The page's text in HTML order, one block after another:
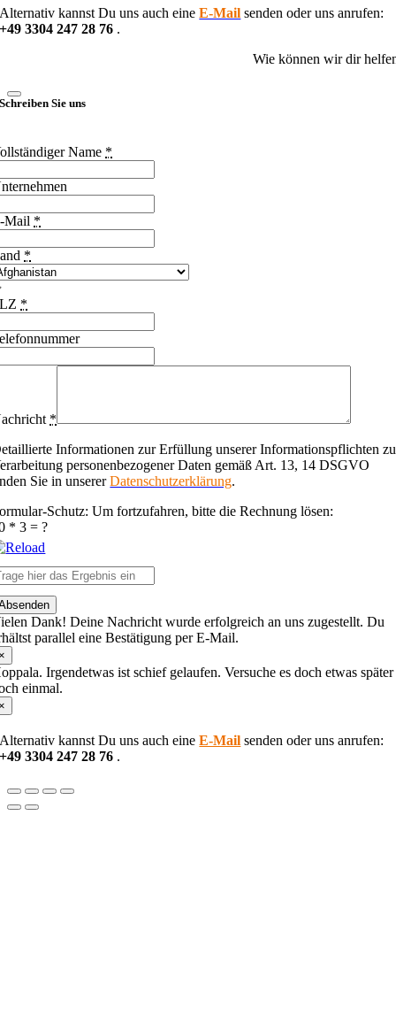
Alternativ kannst Du uns auch eineE-Mail senden oder uns anrufen:
+49 3304 247 28 76 .
Wie können wir dir
Schreiben Sie uns
Name *
Mail *
*
*
*
Informationen zur Erfüllung unserer Informationspflichten
personenbezogener Daten gemäß Art. 13, 14 DSGVO
Sie in unsererDatenschutzerklärung.
Schutz: Um fortzufahren, bitte die Rechnung lösen:
* 3 = ?
Dank! Deine Nachricht wurde erfolgreich an uns zugestellt. Du
parallel eine Bestätigung per E-Mail.
Irgendetwas ist schief gelaufen. Versuche es doch etwas später
einmal.
Alternativ kannst Du uns auch eineE-Mail senden oder uns anrufen:
+49 3304 247 28 76 .